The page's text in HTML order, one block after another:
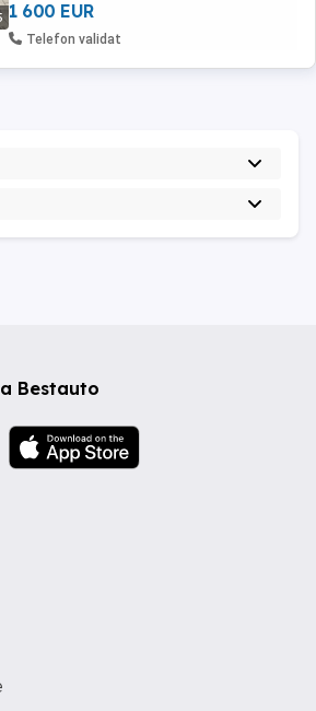
1 600 EUR
Telefon validat
Bestauto